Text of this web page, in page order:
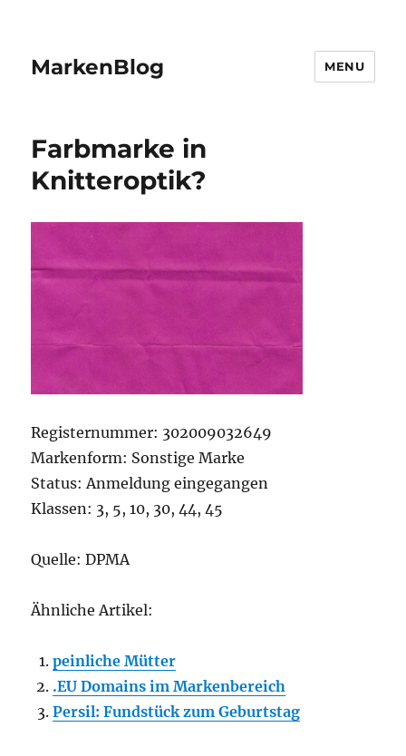
MarkenBlog MENU
Farbmarke in
Knitteroptik?
Registernummer: 302009032649
Markenform: Sonstige Marke
Status: Anmeldung eingegangen
Klassen: 3, 5, 10, 30, 44, 45
Quelle: DPMA
Ähnliche Artikel:
peinliche Mütter
.EU Domains im Markenbereich
Persil: Fundstück zum Geburtstag